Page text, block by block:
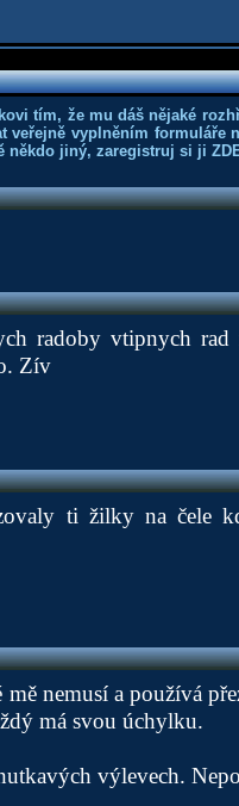
tím, že mu dáš nějaké
veřejně vyplněním formuláře
někdo jiný, zaregistruj si ji
radoby vtipnych rad
Zív
ti žilky na čele
mě nemusí a používá
má svou úchylku.
výlevech.